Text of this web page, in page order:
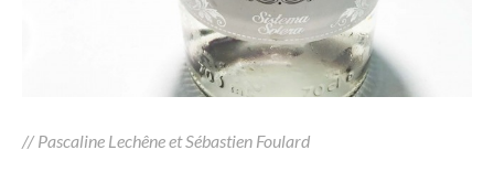
// Pascaline Lechêne et Sébastien Foulard